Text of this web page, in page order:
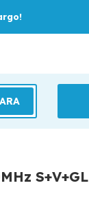
ARA
S+V+GL